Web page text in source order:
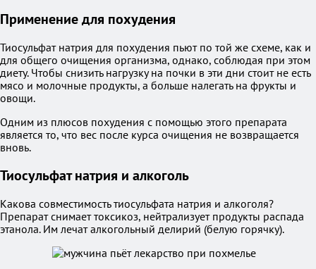
Применение для похудения
Тиосульфат натрия для похудения пьют по той же схеме, как и
для общего очищения организма, однако, соблюдая при этом
диету. Чтобы снизить нагрузку на почки в эти дни стоит не есть
мясо и молочные продукты, а больше налегать на фрукты и
овощи.
Одним из плюсов похудения с помощью этого препарата
является то, что вес после курса очищения не возвращается
вновь.
Тиосульфат натрия и алкоголь
Какова совместимость тиосульфата натрия и алкоголя?
Препарат снимает токсикоз, нейтрализует продукты распада
этанола. Им лечат алкогольный делирий (белую горячку).